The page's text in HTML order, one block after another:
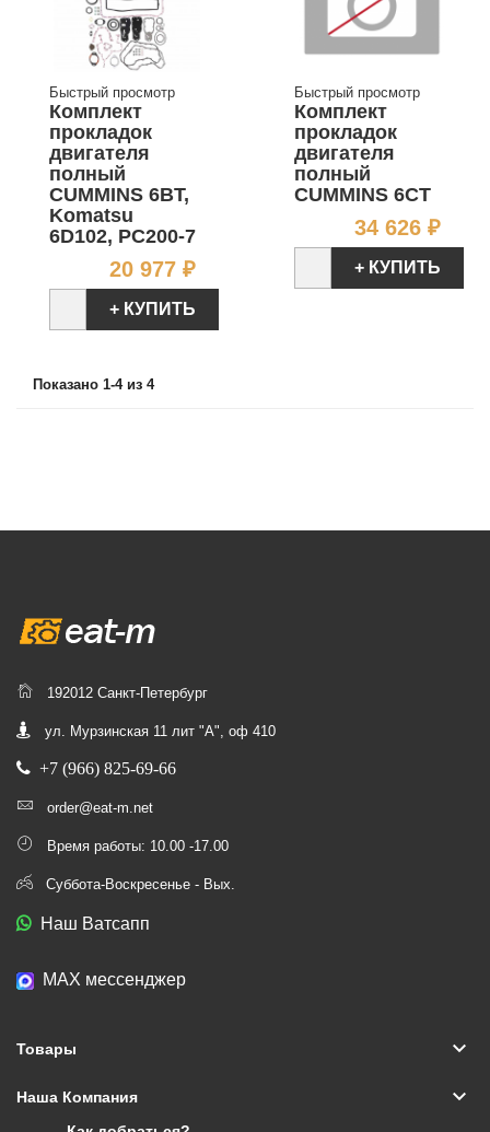
Быстрый просмотр
Комплект
прокладок
двигателя
полный
CUMMINS 6BT,
Komatsu
6D102, PC200-7
20 977 ₽Цена
+ КУПИТЬ
Быстрый просмотр
Комплект
прокладок
двигателя
полный
CUMMINS 6CT
34 626 ₽
+ КУПИТЬ
Показано 1-4 из 4
192012 Санкт-Петербург
ул. Мурзинская 11 лит "А", оф 410
+7 (966) 825-69-66
order@eat-m.net
Время работы: 10.00 -17.00
Суббота-Воскресенье - Вых.
Наш Ватсапп
МАХ мессенджер
Товары keyboard_arrow_down
Наша Компания keyboard_arrow_down